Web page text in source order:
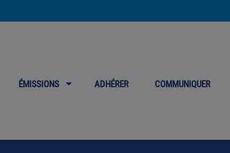
ÉMISSIONS ADHÉRER COMMUNIQUER